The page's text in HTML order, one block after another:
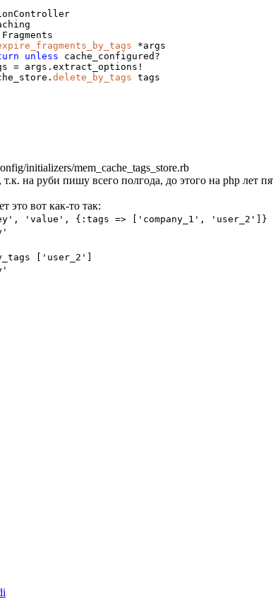
Fragments
*args
unless cache_configured?
delete_by_tags tags
initializers/mem_cache_tags_store.rb
на руби пишу всего полгода, до этого на php лет
это вот как-то так:
'value', {:tags => ['company_1', 'user_2']}
['user_2']